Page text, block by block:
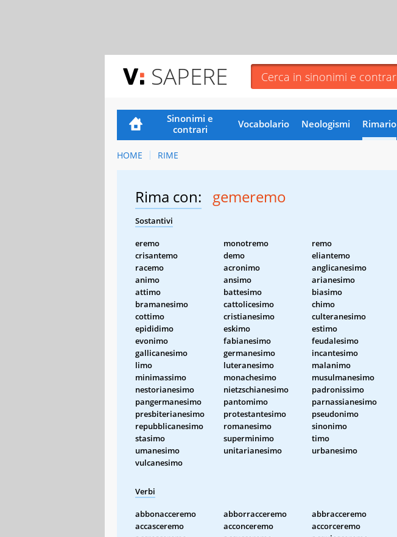
SAPERE
Sinonimi e
contrari
Vocabolario Neologismi Rimario
HOME RIME
Rima con: gemeremo
Sostantivi
eremo monotremo remo
crisantemo
demo eliantemo
racemo
acronimo anglicanesimo
animo
ansimo arianesimo
attimo
battesimo biasimo
bramanesimo
cattolicesimo chimo
cottimo
cristianesimo culteranesimo
epididimo
eskimo estimo
evonimo
fabianesimo feudalesimo
gallicanesimo
germanesimo incantesimo
limo
luteranesimo malanimo
minimassimo
monachesimo musulmanesimo
nestorianesimo
nietzschianesimo padronissimo
pangermanesimo
pantomimo parnassianesimo
presbiterianesimo
protestantesimo pseudonimo
repubblicanesimo
romanesimo sinonimo
stasimo
superminimo timo
umanesimo
unitarianesimo urbanesimo
vulcanesimo
Verbi
abbonacceremo abborracceremo abbracceremo
accasceremo
acconceremo accorceremo